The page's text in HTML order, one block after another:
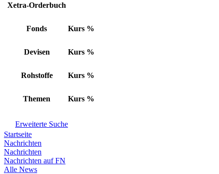
Xetra-Orderbuch
Fonds Kurs %
Devisen Kurs %
Rohstoffe Kurs %
Themen Kurs %
Erweiterte Suche
Startseite
Nachrichten
Nachrichten
Nachrichten auf FN
Alle News